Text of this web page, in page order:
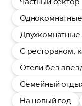
С рестораном,
Отели без
Семейный
На новый год